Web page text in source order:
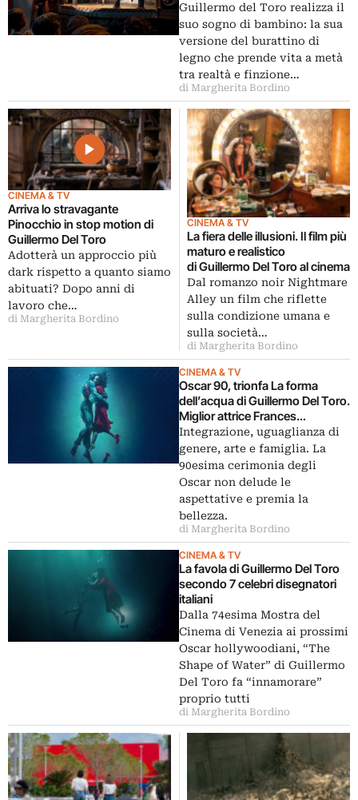
Guillermo del Toro realizza il
suo sogno di bambino: la sua
versione del burattino di
legno che prende vita a metà
tra realtà e finzione…
di Margherita Bordino
CINEMA & TV
Arriva lo stravagante
Pinocchio in stop motion di
Guillermo Del Toro
Adotterà un approccio più
dark rispetto a quanto siamo
abituati? Dopo anni di
lavoro che…
di Margherita Bordino
CINEMA & TV
La fiera delle illusioni. Il film più
maturo e realistico
di Guillermo Del Toro al cinema
Dal romanzo noir Nightmare
Alley un film che riflette
sulla condizione umana e
sulla società…
di Margherita Bordino
CINEMA & TV
Oscar 90, trionfa La forma
dell’acqua di Guillermo Del Toro.
Miglior attrice Frances
McDormand
Integrazione, uguaglianza di
genere, arte e famiglia. La
90esima cerimonia degli
Oscar non delude le
aspettative e premia la
bellezza.
di Margherita Bordino
CINEMA & TV
La favola di Guillermo Del Toro
secondo 7 celebri disegnatori
italiani
Dalla 74esima Mostra del
Cinema di Venezia ai prossimi
Oscar hollywoodiani, “The
Shape of Water” di Guillermo
Del Toro fa “innamorare”
proprio tutti
di Margherita Bordino